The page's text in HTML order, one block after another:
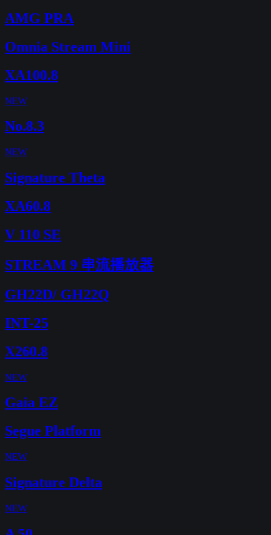
AMG PRA
Omnia Stream Mini
XA100.8
NEW
No.8.3
NEW
Signature Theta
XA60.8
V 110 SE
STREAM 9 串流播放器
GH22D/ GH22Q
INT-25
X260.8
NEW
Gaia EZ
Segue Platform
NEW
Signature Delta
NEW